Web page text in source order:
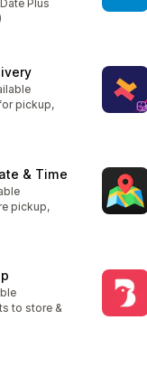
Plus
pickup,
& Time
pickup,
to store &